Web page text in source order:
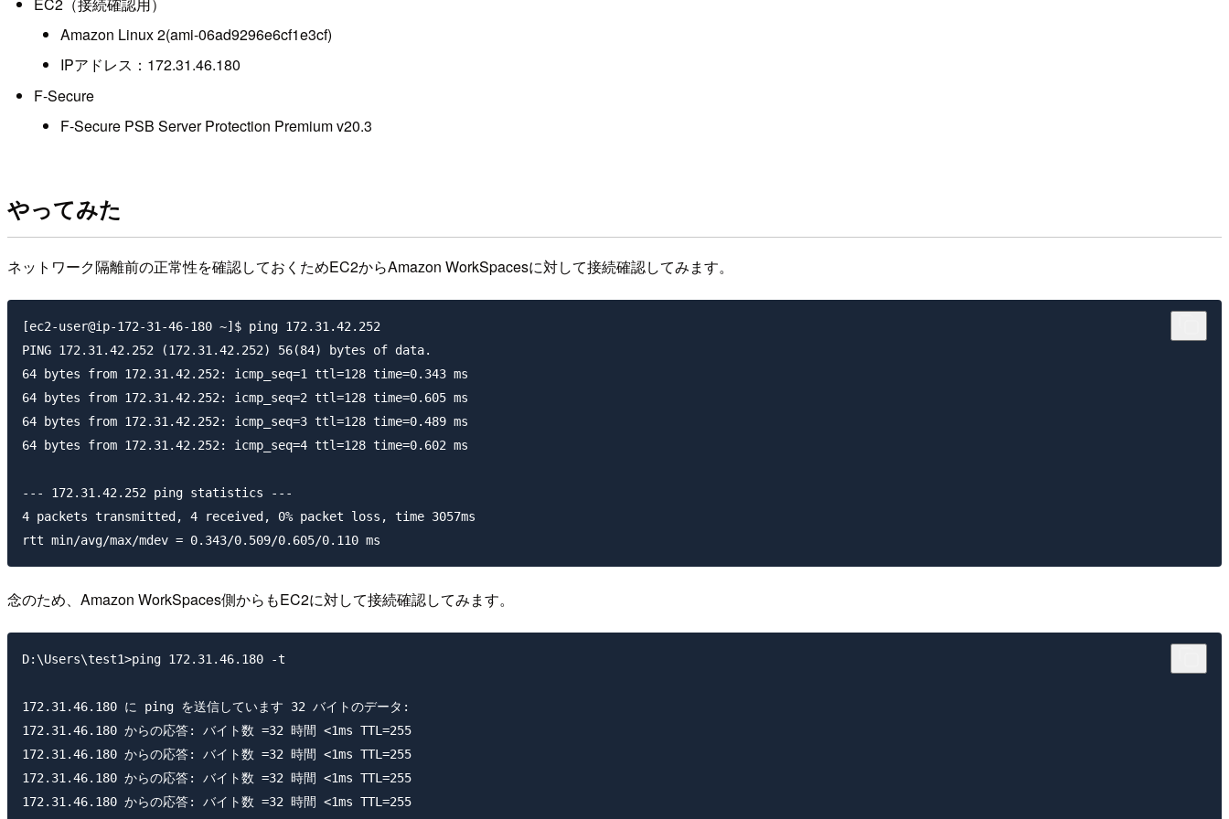
Amazon Linux 2(ami-06ad9296e6cf1e3cf)
IPアドレス：172.31.46.180
F-Secure
F-Secure PSB Server Protection Premium v20.3
やってみた
ネットワーク隔離前の正常性を確認しておくためEC2からAmazon WorkSpacesに対して接続確認してみます。
[ec2-user@ip-172-31-46-180 ~]$ ping 172.31.42.252
PING 172.31.42.252 (172.31.42.252) 56(84) bytes of data.
64 bytes from 172.31.42.252: icmp_seq=1 ttl=128 time=0.343 ms
64 bytes from 172.31.42.252: icmp_seq=2 ttl=128 time=0.605 ms
64 bytes from 172.31.42.252: icmp_seq=3 ttl=128 time=0.489 ms
64 bytes from 172.31.42.252: icmp_seq=4 ttl=128 time=0.602 ms
--- 172.31.42.252 ping statistics ---
4 packets transmitted, 4 received, 0% packet loss, time 3057ms
念のため、Amazon WorkSpaces側からもEC2に対して接続確認してみます。
D:\Users\test1>ping 172.31.46.180 -t
172.31.46.180 に ping を送信しています 32 バイトのデータ:
172.31.46.180 からの応答: バイト数 =32 時間 <1ms TTL=255
172.31.46.180 からの応答: バイト数 =32 時間 <1ms TTL=255
172.31.46.180 からの応答: バイト数 =32 時間 <1ms TTL=255
172.31.46.180 からの応答: バイト数 =32 時間 <1ms TTL=255